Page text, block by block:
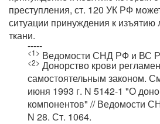
преступления, ст. 120 УК РФ
ситуации принуждения к изъятию
ткани.
-----
<1> Ведомости СНД РФ и ВС
<2> Донорство крови
самостоятельным законом.
июня 1993 г. N 5142-1 "О
компонентов" // Ведомости
N 28. Ст. 1064.